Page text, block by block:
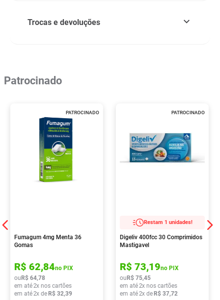
Trocas e devoluções
Patrocinado
PATROCINADO
Fumagum 4mg Menta 36
Gomas
R$ 62,84no PIX
ou R$ 64,78
em até2x nos cartões
em até2x de R$ 32,39
PATROCINADO
Restam 1 unidades!
Digeliv 400fcc 30 Comprimidos
Mastigavel
R$ 73,19no PIX
ou R$ 75,45
em até2x nos cartões
em até2x de R$ 37,72